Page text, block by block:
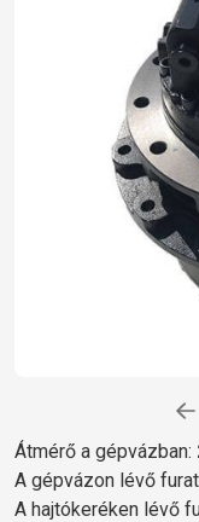
Átmérő a gépvázban:
A gépvázon lévő
A hajtókeréken lévő